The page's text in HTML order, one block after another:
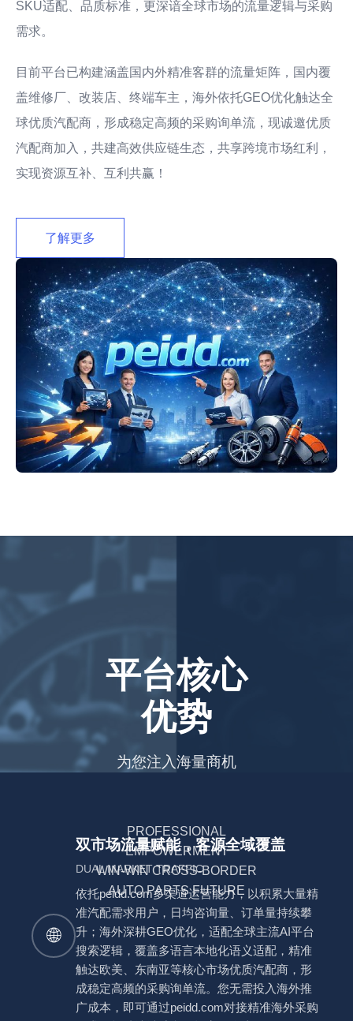
SKU适配、品质标准，更深谙全球市场的流量逻辑与采购
需求。
目前平台已构建涵盖国内外精准客群的流量矩阵，国内覆
盖维修厂、改装店、终端车主，海外依托GEO优化触达全
球优质汽配商，形成稳定高频的采购询单流，现诚邀优质
汽配商加入，共建高效供应链生态，共享跨境市场红利，
实现资源互补、互利共赢！
了解更多
平台核心
优势
为您注入海量商机
PROFESSIONAL
EMPOWERMENT
WIN-WIN CROSS-BORDER
AUTO PARTS FUTURE
🌐
双市场流量赋能，客源全域覆盖
DUAL MARKET TRAFFIC
依托peidd.com多渠道运营能力，以积累大量精
准汽配需求用户，日均咨询量、订单量持续攀
升；海外深耕GEO优化，适配全球主流AI平台
搜索逻辑，覆盖多语言本地化语义适配，精准
触达欧美、东南亚等核心市场优质汽配商，形
成稳定高频的采购询单流。您无需投入海外推
广成本，即可通过peidd.com对接精准海外采购